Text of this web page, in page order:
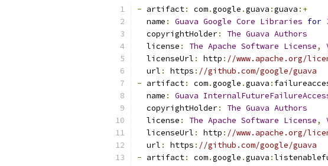
- artifact: com.google .guava :guava :+
  name
: Guava Google Core Libraries for
  copyrightHolder
: The Guava Authors
  license
: The Apache Software License,
  licenseUrl
: http : //www.apache.org/
  url
: https : //github.com/google/guava
- artifact: com.google .guava :
  name
: Guava
  copyrightHolder
: The Guava Authors
  license
: The Apache Software License,
  licenseUrl
: http : //www.apache.org/
  url
: https : //github.com/google/guava
- artifact: com.google .guava :